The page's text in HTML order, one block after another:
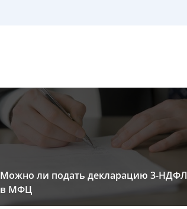
Можно ли подать декларацию 3-НДФЛ
в МФЦ